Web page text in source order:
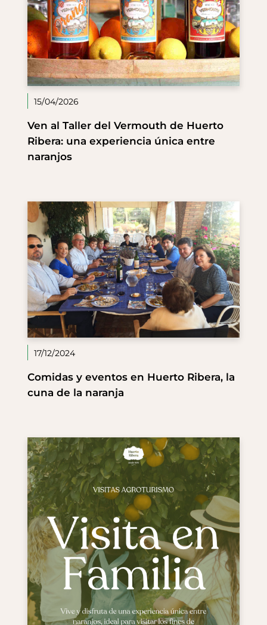
15/04/2026
Ven al Taller del Vermouth de Huerto
Ribera: una experiencia única entre
naranjos
17/12/2024
Comidas y eventos en Huerto Ribera, la
cuna de la naranja